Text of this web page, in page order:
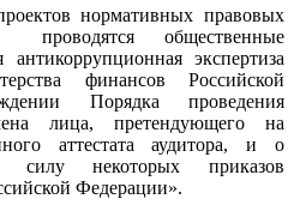
нормативных правовых
общественные
экспертиза
финансов Российской
Порядка проведения
лица, претендующего на
аттестата аудитора, и о
силу некоторых приказов
Федерации».